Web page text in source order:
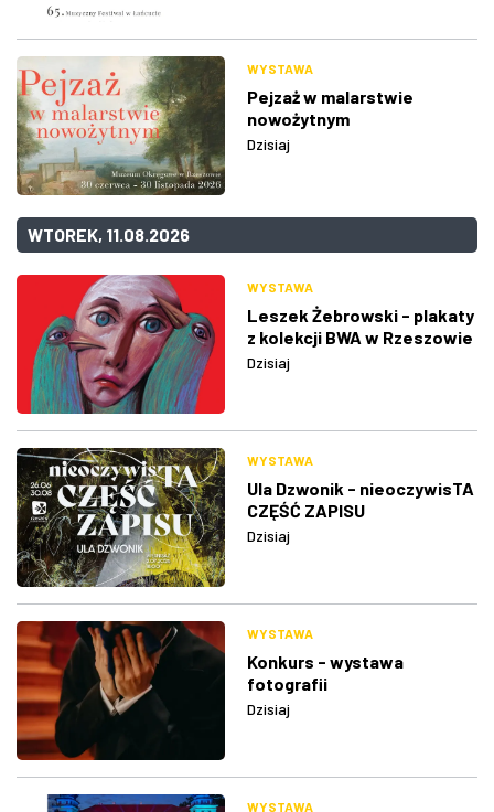
WYSTAWA
Pejzaż w malarstwie
nowożytnym
Dzisiaj
WTOREK, 11.08.2026
WYSTAWA
Leszek Żebrowski - plakaty
z kolekcji BWA w Rzeszowie
Dzisiaj
WYSTAWA
Ula Dzwonik - nieoczywisTA
CZĘŚĆ ZAPISU
Dzisiaj
WYSTAWA
Konkurs - wystawa
fotografii
Dzisiaj
WYSTAWA